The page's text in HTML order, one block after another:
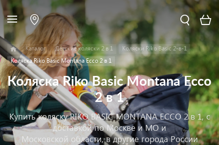
Каталог Детские коляски 2 в 1
Коляски Riko Basic 2-в-1
Коляска Riko Basic Montana Ecco 2 в 1
Коляска Riko Basic Montana Ecco
2 в 1
Купить коляску RIKO BASIC MONTANA ECCO 2 в 1, с
доставкой по Москве и МО и
Московской области, в другие города России